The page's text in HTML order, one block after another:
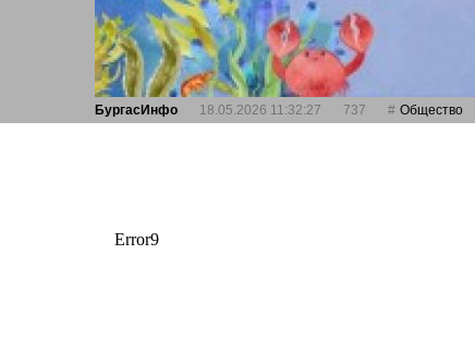
БургасИнфо 18.05.2026 11:32:27 737 Общество